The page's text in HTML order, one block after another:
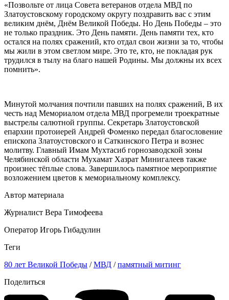
«Позвольте от лица Совета ветеранов отдела МВД по
Златоустовскому городскому округу поздравить вас с этим
великим днём, Днём Великой Победы. Но День Победы – это
не только праздник. Это День памяти. День памяти тех, кто
остался на полях сражений, кто отдал свои жизни за то, чтобы
мы жили в этом светлом мире. Это те, кто, не покладая рук
трудился в тылу на благо нашей Родины. Мы должны их всех
помнить».
Минутой молчания почтили павших на полях сражений, В их
честь над Мемориалом отдела МВД прогремели троекратные
выстрелы салютной группы. Секретарь Златоустовской
епархии протоиерей Андрей Фоменко передал благословение
епископа Златоустовского и Саткинского Петра и вознес
молитву. Главный Имам Мухтасиб горнозаводской зоны
Челябинской области Мухамат Хазрат Минигалеев также
произнес тёплые слова. Завершилось памятное мероприятие
возложением цветов к мемориальному комплексу.
Автор материала
Журналист Вера Тимофеева
Оператор Игорь Гибадулин
Теги
80 лет Великой Победы /МВД /памятный митинг
Поделиться